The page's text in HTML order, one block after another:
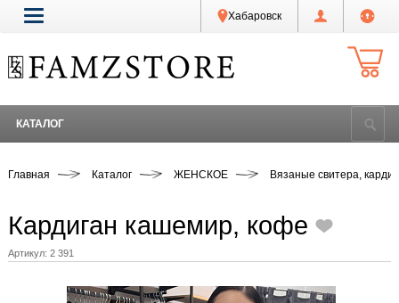
Хабаровск
КАТАЛОГ
Главная Каталог ЖЕНСКОЕ Вязаные свитера,
Кардиган кашемир, кофе
Артикул: 2 391